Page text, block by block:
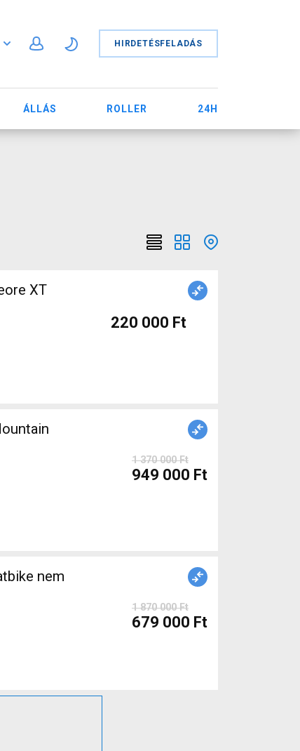
HIRDETÉSFELADÁS
ÁLLÁS ROLLER 24H
XT
220 000 Ft
1 370 000 Ft
949 000 Ft
nem
1 870 000 Ft
679 000 Ft